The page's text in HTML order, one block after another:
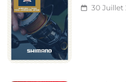
30 Juillet